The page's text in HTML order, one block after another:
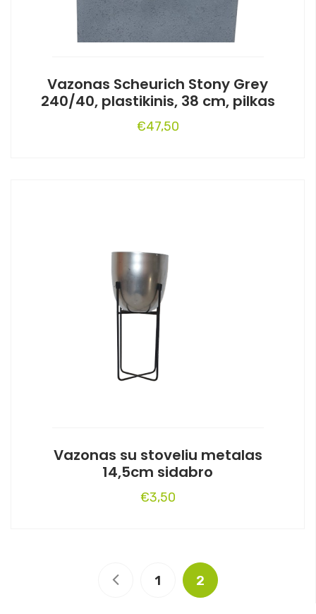
Vazonas Scheurich Stony Grey
240/40, plastikinis, 38 cm, pilkas
€47,50
Vazonas su stoveliu metalas
14,5cm sidabro
€3,50
1 2